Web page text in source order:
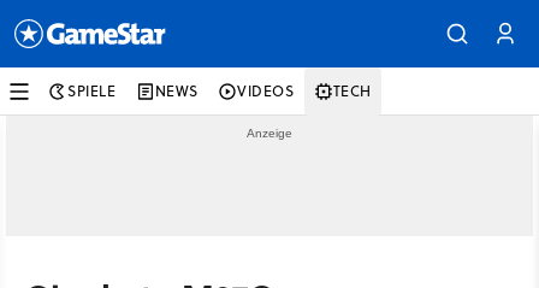
SPIELE NEWS VIDEOS TECH